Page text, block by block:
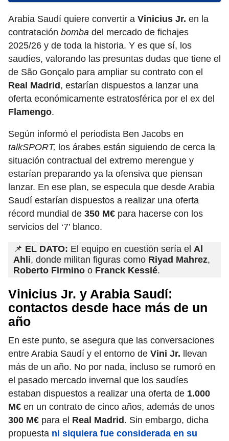
Arabia Saudí quiere convertir a Vinicius Jr. en la
contratación bomba del mercado de fichajes
2025/26 y de toda la historia. Y es que sí, los
saudíes, valorando las presuntas dudas que tiene el
de São Gonçalo para ampliar su contrato con el
Real Madrid , estarían dispuestos a lanzar una
oferta económicamente estratosférica por el ex del
Flamengo.
Según informó el periodista Ben Jacobs en
talkSPORT, los árabes están siguiendo de cerca la
situación contractual del extremo merengue y
estarían preparando ya la ofensiva que piensan
lanzar. En ese plan, se especula que desde Arabia
Saudí estarían dispuestos a realizar una oferta
récord mundial de 350 M€ para hacerse con los
servicios del ‘7’ blanco.
📌 EL DATO: El equipo en cuestión sería el Al
Ahli, donde militan figuras como Riyad Mahrez,
Roberto Firmino o Franck Kessié.
Vinicius Jr. y Arabia Saudí:
contactos desde hace más de un
año
En este punto, se asegura que las conversaciones
entre Arabia Saudí y el entorno de Vini Jr. llevan
más de un año. No por nada, incluso se rumoró en
el pasado mercado invernal que los saudíes
estaban dispuestos a realizar una oferta de 1.000
M€ en un contrato de cinco años, además de unos
300 M€ para el Real Madrid . Sin embargo, dicha
propuesta ni siquiera fue considerada en su